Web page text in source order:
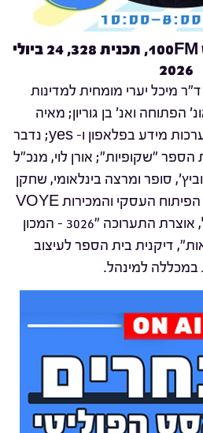
חותמים שבוע ברדיוס 100FM, תכנית 328, 24 ביולי
2026
מיכל יערי מומחית למדינות
הפתוחה ואנ' בן גוריון; מאיה
בכר-גלעד, סמנכ"לית מערכות מידע בפלאפון ו- yes; נדבר
הספר "שקופיות"; אורן לוי, מנכ"ל
סופר ומרצה בינלאומי, שחקן
ויזם; אסף שניר, סמנכ"ל הפיתוח העסקי והמכירות VOYE
Global; מיכל קסטיאל, אוצרת התערוכה "3026 – המכון
דיקנית בית הספר לעיצוב
במכללה למינהל.